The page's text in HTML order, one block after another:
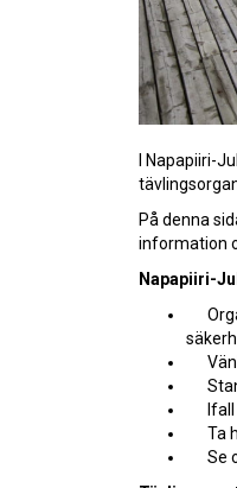
I Napapiiri-
På denna
information
Napapiiri-
Ta
Se